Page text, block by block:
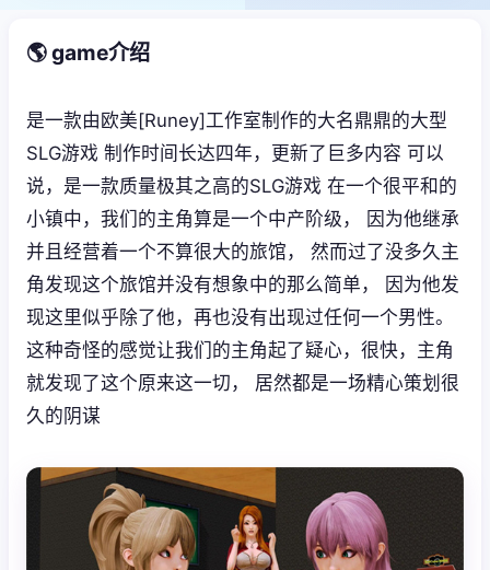
🌎 game介绍
是一款由欧美[Runey]工作室制作的大名鼎鼎的大型
SLG游戏 制作时间长达四年，更新了巨多内容 可以
说，是一款质量极其之高的SLG游戏 在一个很平和的
小镇中，我们的主角算是一个中产阶级， 因为他继承
并且经营着一个不算很大的旅馆， 然而过了没多久主
角发现这个旅馆并没有想象中的那么简单， 因为他发
现这里似乎除了他，再也没有出现过任何一个男性。
这种奇怪的感觉让我们的主角起了疑心，很快，主角
就发现了这个原来这一切， 居然都是一场精心策划很
久的阴谋